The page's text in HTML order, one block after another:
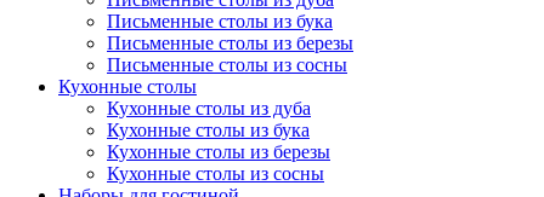
Письменные столы из бука
Письменные столы из березы
Письменные столы из сосны
Кухонные столы
Кухонные столы из дуба
Кухонные столы из бука
Кухонные столы из березы
Кухонные столы из сосны